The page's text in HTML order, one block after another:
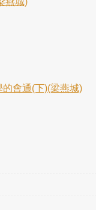
會通(下)(梁燕城)